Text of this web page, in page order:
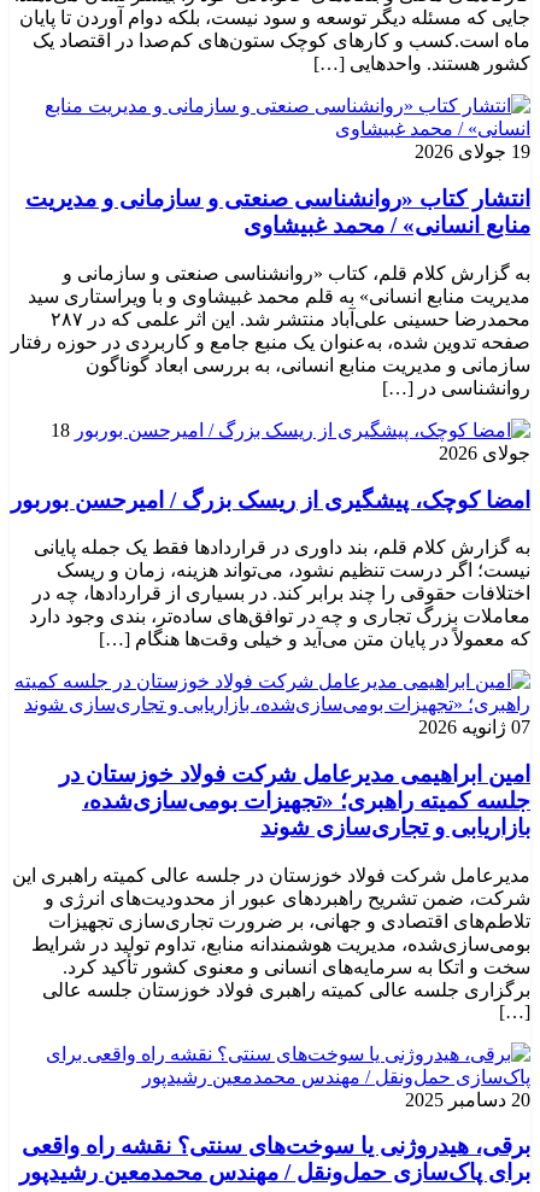
جایی که مسئله دیگر توسعه و سود نیست، بلکه دوام آوردن تا پایان
ماه است.کسب‌ و کارهای کوچک ستون‌های کم‌صدا در اقتصاد یک
کشور هستند. واحدهایی […]
19 جولای 2026
انتشار کتاب «روانشناسی صنعتی و سازمانی و مدیریت
منابع انسانی» / محمد غبیشاوی
به گزارش کلام قلم، کتاب «روانشناسی صنعتی و سازمانی و
مدیریت منابع انسانی» به قلم محمد غبیشاوی و با ویراستاری سید
محمدرضا حسینی علی‌آباد منتشر شد. این اثر علمی که در ۲۸۷
صفحه تدوین شده، به‌عنوان یک منبع جامع و کاربردی در حوزه رفتار
سازمانی و مدیریت منابع انسانی، به بررسی ابعاد گوناگون
روانشناسی در […]
18
جولای 2026
امضا کوچک، پیشگیری از ریسک بزرگ / امیرحسن بوربور
به گزارش کلام قلم، بند داوری در قراردادها فقط یک جمله پایانی
نیست؛ اگر درست تنظیم نشود، می‌تواند هزینه، زمان و ریسک
اختلافات حقوقی را چند برابر کند. در بسیاری از قراردادها، چه در
معاملات بزرگ تجاری و چه در توافق‌های ساده‌تر، بندی وجود دارد
که معمولاً در پایان متن می‌آید و خیلی وقت‌ها هنگام […]
07 ژانویه 2026
امین ابراهیمی مدیرعامل شرکت فولاد خوزستان در
جلسه کمیته راهبری؛ «تجهیزات بومی‌سازی‌شده،
بازاریابی و تجاری‌سازی شوند
مدیرعامل شرکت فولاد خوزستان در جلسه عالی کمیته راهبری این
شرکت، ضمن تشریح راهبردهای عبور از محدودیت‌های انرژی و
تلاطم‌های اقتصادی و جهانی، بر ضرورت تجاری‌سازی تجهیزات
بومی‌سازی‌شده، مدیریت هوشمندانه منابع، تداوم تولید در شرایط
سخت و اتکا به سرمایه‌های انسانی و معنوی کشور تأکید کرد.
برگزاری جلسه عالی کمیته راهبری فولاد خوزستان جلسه عالی
[…]
20 دسامبر 2025
برقی، هیدروژنی یا سوخت‌های سنتی؟ نقشه راه واقعی
برای پاک‌سازی حمل‌ونقل / مهندس محمدمعین رشیدپور